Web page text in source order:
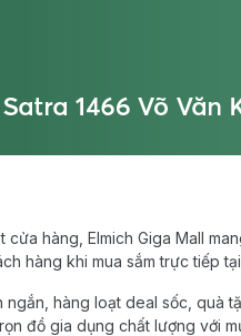
cửa hàng, Elmich Giga Mall
hàng khi mua sắm trực tiếp
ngắn, hàng loạt deal sốc, quà
đồ gia dụng chất lượng với